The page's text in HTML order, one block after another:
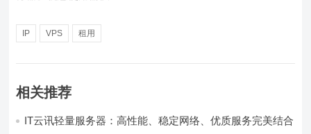
IP VPS 租用
相关推荐
IT云讯轻量服务器：高性能、稳定网络、优质服务完美结合